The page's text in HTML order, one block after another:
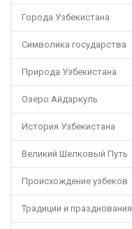
Города Узбекистана
Символика государства
Природа Узбекистана
Озеро Айдаркуль
История Узбекистана
Великий Шелковый Путь
Происхождение узбеков
Традиции и празднования